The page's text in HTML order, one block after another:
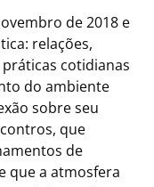
de 2018 e
relações,
cotidianas
do ambiente
sobre seu
que
de
que a atmosfera